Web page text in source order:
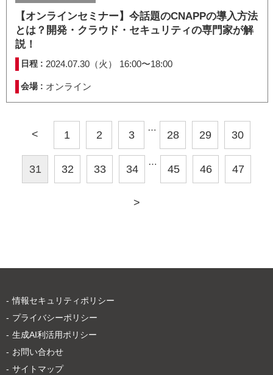
【オンラインセミナー】今話題のCNAPPの導入方法
とは？開発・クラウド・セキュリティの専門家が解
説！
日程 : 2024.07.30（火） 16:00〜18:00
会場 : オンライン
< 1 2 3
…
28 29 30
31 32 33 34
…
45 46 47
>
情報セキュリティポリシー
プライバシーポリシー
生成AI利活用ポリシー
お問い合わせ
サイトマップ